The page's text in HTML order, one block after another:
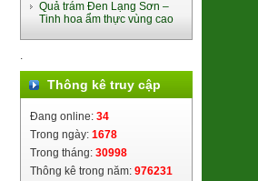
Bánh trung thu Đông Phương
(nhân TC 170g)
Quả trám Đen Lạng Sơn –
Tinh hoa ẩm thực vùng cao
.
Thông kê truy cập
Đang online: 34
Trong ngày: 1678
Trong tháng: 30998
Thông kê trong năm: 976231